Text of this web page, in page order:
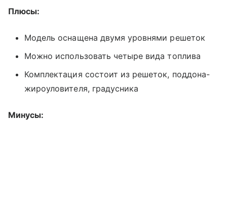
Плюсы:
Модель оснащена двумя уровнями решеток
Можно использовать четыре вида топлива
Комплектация состоит из решеток, поддона-
жироуловителя, градусника
Минусы: